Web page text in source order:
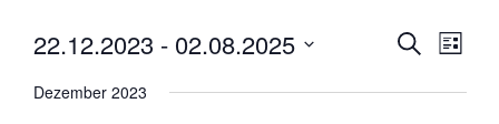
und
SUCHELISTE
22.12.2023 - 02.08.2025
Dezember 2023